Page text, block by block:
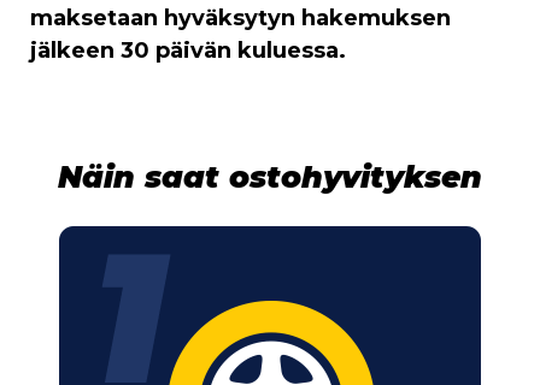
maksetaan hyväksytyn hakemuksen
jälkeen 30 päivän kuluessa.
Näin saat ostohyvityksen